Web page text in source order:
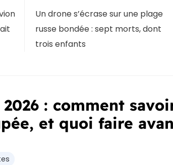
Un drone s’écrase sur une plage
russe bondée : sept morts, dont
trois enfants
2026 : comment
et quoi faire